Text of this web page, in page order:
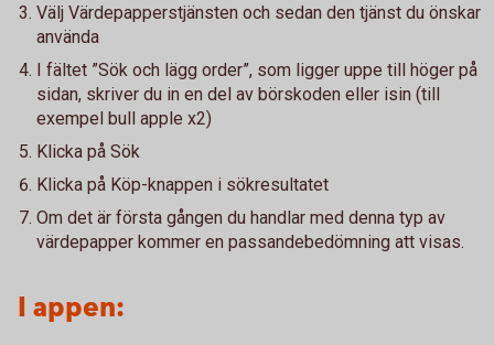
Välj Värdepapperstjänsten och sedan den tjänst du önskar
använda
I fältet ”Sök och lägg order”, som ligger uppe till höger på
sidan, skriver du in en del av börskoden eller isin (till
exempel bull apple x2)
Klicka på Sök
Klicka på Köp-knappen i sökresultatet
Om det är första gången du handlar med denna typ av
värdepapper kommer en passandebedömning att visas.
I appen: